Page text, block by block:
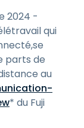
2024 -
qui
parts de
au
* du Fuji